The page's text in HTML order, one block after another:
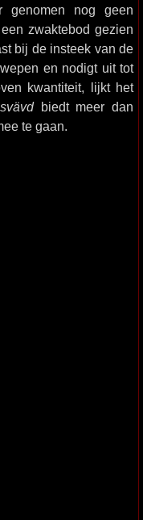
nog geen
zwaktebod gezien
bij de insteek van de
en nodigt uit tot
kwantiteit, lijkt het
biedt meer dan
te gaan.